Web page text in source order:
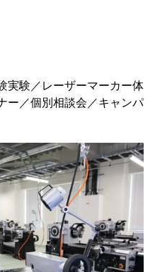
実験／レーザーマーカー体
ー／個別相談会／キャンパ